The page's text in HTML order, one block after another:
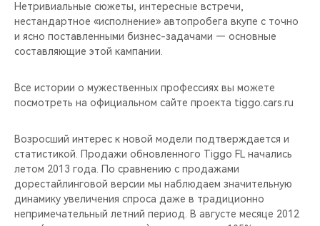
Нетривиальные сюжеты, интересные встречи,
нестандартное «исполнение» автопробега вкупе с точно
и ясно поставленными бизнес-задачами — основные
составляющие этой кампании.
Все истории о мужественных профессиях вы можете
посмотреть на официальном сайте проекта tiggo.cars.ru
Возросший интерес к новой модели подтверждается и
статистикой. Продажи обновленного Tiggo FL начались
летом 2013 года. По сравнению с продажами
дорестайлинговой версии мы наблюдаем значительную
динамику увеличения спроса даже в традиционно
непримечательный летний период. В августе месяце 2012